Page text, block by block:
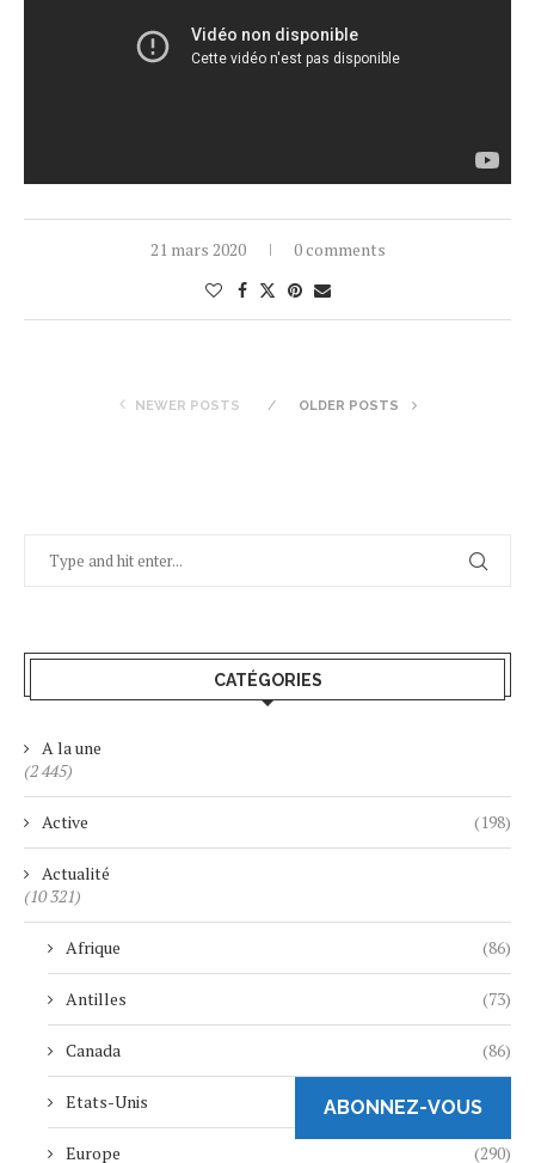
21 mars 2020 0 comments
NEWER POSTS OLDER POSTS
CATÉGORIES
A la une
(2 445)
Active (198)
Actualité
(10 321)
Afrique (86)
Antilles (73)
Canada (86)
Etats-Unis (436)
Europe (290)
ABONNEZ-VOUS